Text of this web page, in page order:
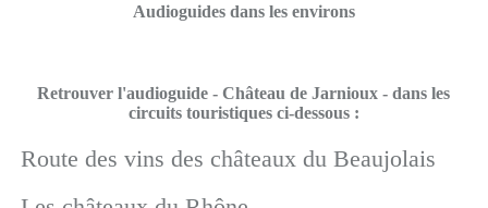
Audioguides dans les environs
Retrouver l'audioguide - Château de Jarnioux - dans les
circuits touristiques ci-dessous :
Route des vins des châteaux du Beaujolais